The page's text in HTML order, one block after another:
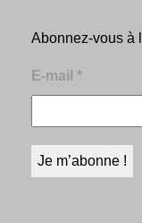
Abonnez-vous à
E-mail *